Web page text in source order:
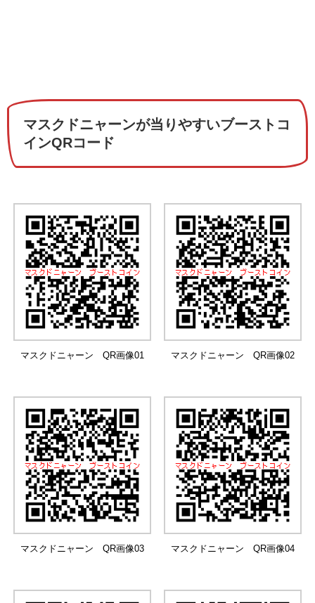
マスクドニャーンが当りやすいブーストコ
インQRコード
マスクドニャーン QR画像01 マスクドニャーン QR画像02
マスクドニャーン QR画像03 マスクドニャーン QR画像04